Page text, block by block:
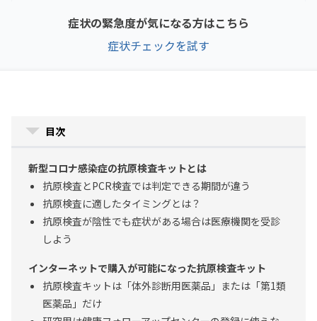
症状の緊急度が気になる方はこちら
症状チェックを試す
目次
新型コロナ感染症の抗原検査キットとは
抗原検査とPCR検査では判定できる期間が違う
抗原検査に適したタイミングとは？
抗原検査が陰性でも症状がある場合は医療機関を受診
しよう
インターネットで購入が可能になった抗原検査キット
抗原検査キットは「体外診断用医薬品」または「第1類
医薬品」だけ